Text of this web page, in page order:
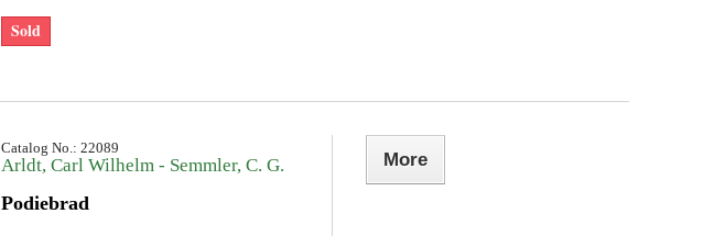
Sold
Catalog No.: 22089
Arldt, Carl Wilhelm - Semmler, C. G.
Podiebrad
More